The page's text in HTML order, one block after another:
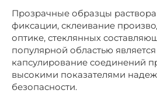
Прозрачные образцы
фиксации, склеивание
оптике, стеклянных
популярной областью
капсулирование соединений
высокими показателями
безопасности.